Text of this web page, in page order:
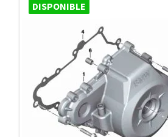
DISPONIBLE